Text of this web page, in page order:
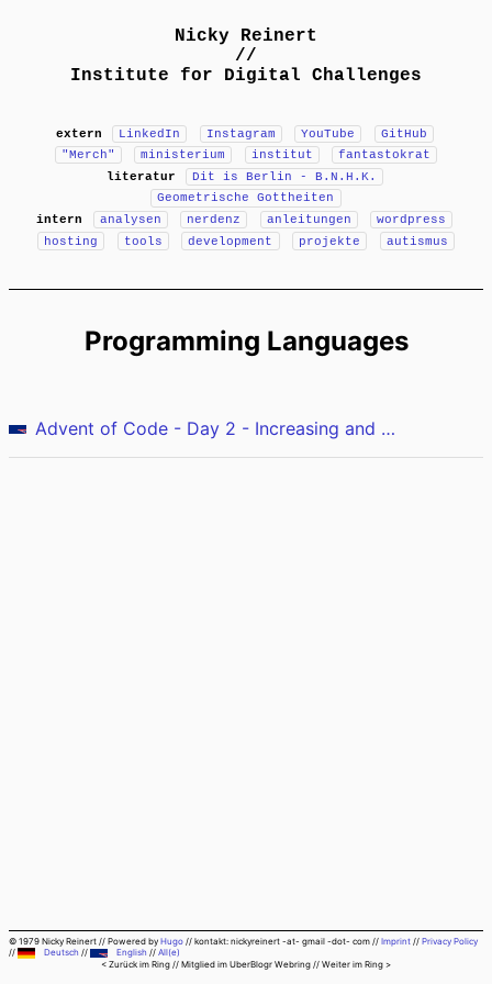
Nicky Reinert
//
Institute for Digital Challenges
extern LinkedIn Instagram YouTube
GitHub
"Merch"
ministerium institut
fantastokrat
literatur
Dit is Berlin - B.N.H.K.
Geometrische Gottheiten
intern
analysen nerdenz anleitungen
wordpress
hosting
tools development projekte autismus
Programming Languages
Advent of Code - Day 2 - Increasing and decreasing (Rust)
© 1979 Nicky Reinert // Powered by Hugo // kontakt: nickyreinert -at- gmail -dot- com // Imprint // Privacy Policy
//
Deutsch // English // All(e)
< Zurück im Ring // Mitglied im UberBlogr Webring // Weiter im Ring >